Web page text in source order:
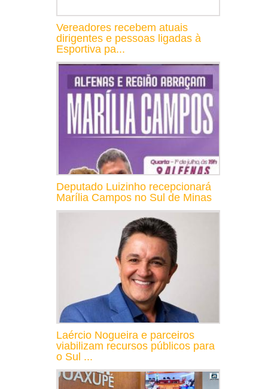
Vereadores recebem atuais
dirigentes e pessoas ligadas à
Esportiva pa...
Deputado Luizinho recepcionará
Marília Campos no Sul de Minas
Laércio Nogueira e parceiros
viabilizam recursos públicos para
o Sul ...